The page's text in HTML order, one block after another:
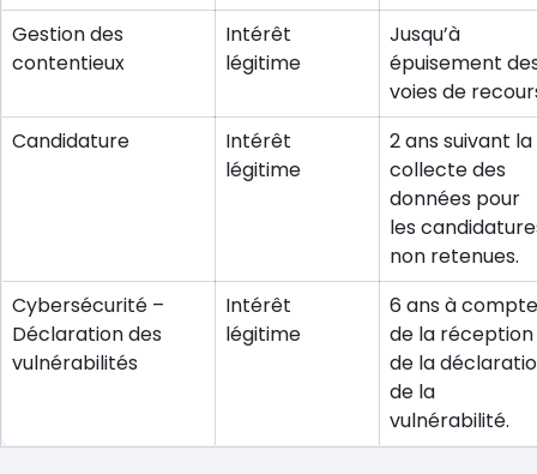
Gestion des
contentieux
Intérêt
légitime
Jusqu’à
épuisement
voies de
Candidature
Intérêt
légitime
2 ans suivant la
collecte des
données pour
les
non retenues.
Cybersécurité –
Déclaration des
vulnérabilités
Intérêt
légitime
6 ans à
de la réception
de la
de la
vulnérabilité.